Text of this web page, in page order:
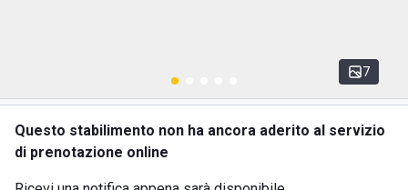
7
Questo stabilimento non ha ancora aderito al servizio
di prenotazione online